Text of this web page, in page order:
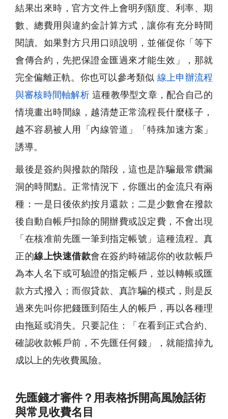
結果出來時，官方文件上會明列額度、利率、期
數、總費用與違約金計算方式，讓你有充分時間
閱讀。如果對方只用口頭說明，並催促你「等下
會傳合約，先把保證金匯過來才能生效」，那就
完全偏離正軌。你也可以參考類似 線上申辦流程
與審核時間軸解析這種教學型文章，配合自己的
情境畫出時間線，越清楚正常流程長什麼樣子，
越不容易被人用「內線管道」「特殊加速方案」
誘導。
最後是簽約與撥款的階段，這也是詐騙最常鑽漏
洞的時間點。正常情況下，你匯出的金流只有兩
種：一是日後依約按月還款；二是少數會在撥款
後自動自帳戶扣除的開辦費或設定費，不會出現
「在核准前先匯一筆到指定帳號」這種流程。真
正的線上快速借款會在簽約時確認你的收款帳戶
為本人名下或可驗證的指定帳戶，並以轉帳或匯
款方式撥入；而假貸款、真詐騙的模式，則是反
過來先叫你把錢匯到陌生人的帳戶，再以各種理
由拖延或消失。只要記住：「在看到正式合約、
確認收款帳戶前，不先匯任何錢」，就能擋掉九
成以上的先收費風險。
先匯錢才審件？用表格拆開高風險話術
與常見收費名目